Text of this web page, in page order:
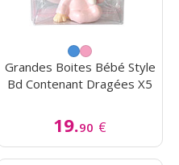
Grandes Boites Bébé Style
Bd Contenant Dragées X5
19.90 €